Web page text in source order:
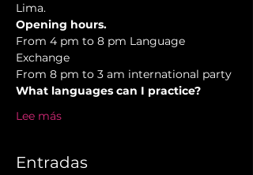
Lima.
Opening hours.
From 4 pm to 8 pm Language
Exchange
From 8 pm to 3 am international party
What languages can I practice?
Lee más
Entradas